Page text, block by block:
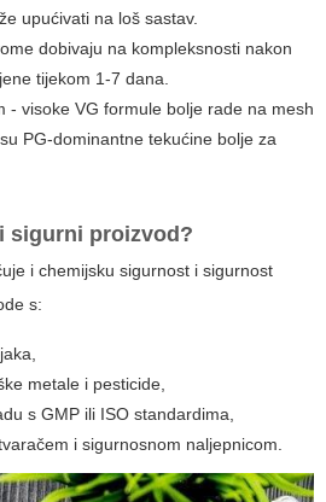
upućivati na loš sastav.
dobivaju na kompleksnosti nakon
tijekom 1-7 dana.
- visoke VG formule bolje rade na mesh
PG-dominantne tekućine bolje za
sigurni proizvod?
i chemijsku sigurnost i sigurnost
s:
metale i pesticide,
s GMP ili ISO standardima,
i sigurnosnom naljepnicom.